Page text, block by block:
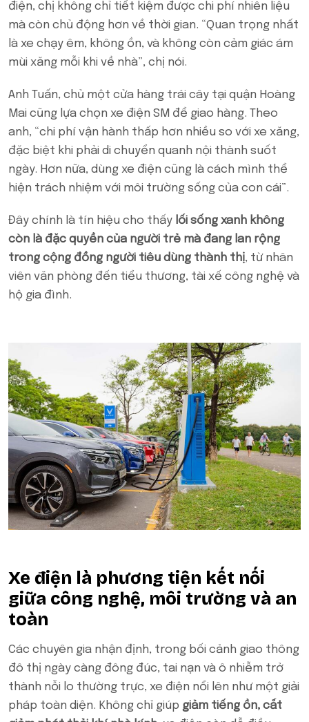
điện, chị không chỉ tiết kiệm được chi phí nhiên liệu
mà còn chủ động hơn về thời gian. “Quan trọng nhất
là xe chạy êm, không ồn, và không còn cảm giác ám
mùi xăng mỗi khi về nhà”, chị nói.
Anh Tuấn, chủ một cửa hàng trái cây tại quận Hoàng
Mai cũng lựa chọn xe điện SM để giao hàng. Theo
anh, “chi phí vận hành thấp hơn nhiều so với xe xăng,
đặc biệt khi phải di chuyển quanh nội thành suốt
ngày. Hơn nữa, dùng xe điện cũng là cách mình thể
hiện trách nhiệm với môi trường sống của con cái”.
Đây chính là tín hiệu cho thấy lối sống xanh không
còn là đặc quyền của người trẻ mà đang lan rộng
trong cộng đồng người tiêu dùng thành thị, từ nhân
viên văn phòng đến tiểu thương, tài xế công nghệ và
hộ gia đình.
Xe điện là phương tiện kết nối
giữa công nghệ, môi trường và an
toàn
Các chuyên gia nhận định, trong bối cảnh giao thông
đô thị ngày càng đông đúc, tai nạn và ô nhiễm trở
thành nỗi lo thường trực, xe điện nổi lên như một giải
pháp toàn diện. Không chỉ giúp giảm tiếng ồn, cắt